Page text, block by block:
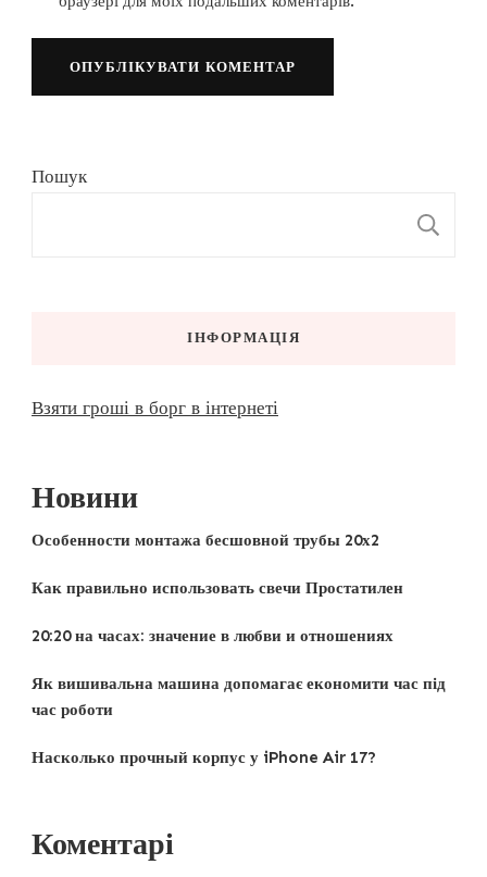
Пошук
ІНФОРМАЦІЯ
Взяти гроші в борг в інтернеті
Новини
Особенности монтажа бесшовной трубы 20х2
Как правильно использовать свечи Простатилен
20:20 на часах: значение в любви и отношениях
Як вишивальна машина допомагає економити час під
час роботи
Насколько прочный корпус у iPhone Air 17?
Коментарі